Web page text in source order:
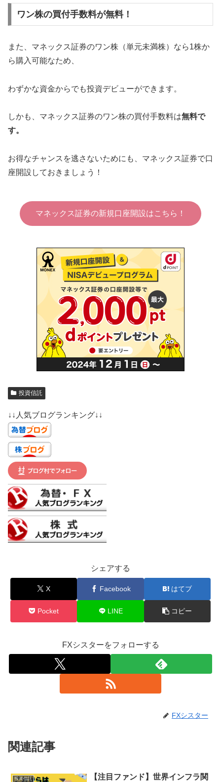
ワン株の買付手数料が無料！
また、マネックス証券のワン株（単元未満株）なら1株か
ら購入可能なため、
わずかな資金からでも投資デビューができます。
しかも、マネックス証券のワン株の買付手数料は無料で
す。
お得なチャンスを逃さないためにも、マネックス証券で口
座開設しておきましょう！
マネックス証券の新規口座開設はこちら！
投資信託
↓↓人気ブログランキング↓↓
シェアする
X Facebook はてブ
Pocket LINE コピー
FXシスターをフォローする
FXシスター
関連記事
投資信託
【注目ファンド】世界インフラ関